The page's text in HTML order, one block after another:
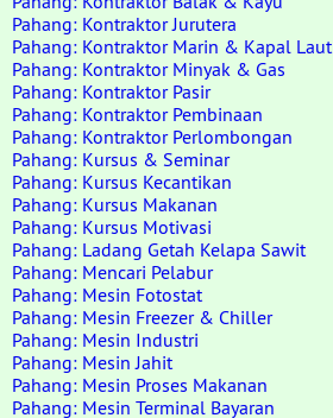
Pahang: Kontraktor Jurutera
Pahang: Kontraktor Marin & Kapal Laut
Pahang: Kontraktor Minyak & Gas
Pahang: Kontraktor Pasir
Pahang: Kontraktor Pembinaan
Pahang: Kontraktor Perlombongan
Pahang: Kursus & Seminar
Pahang: Kursus Kecantikan
Pahang: Kursus Makanan
Pahang: Kursus Motivasi
Pahang: Ladang Getah Kelapa Sawit
Pahang: Mencari Pelabur
Pahang: Mesin Fotostat
Pahang: Mesin Freezer & Chiller
Pahang: Mesin Industri
Pahang: Mesin Jahit
Pahang: Mesin Proses Makanan
Pahang: Mesin Terminal Bayaran